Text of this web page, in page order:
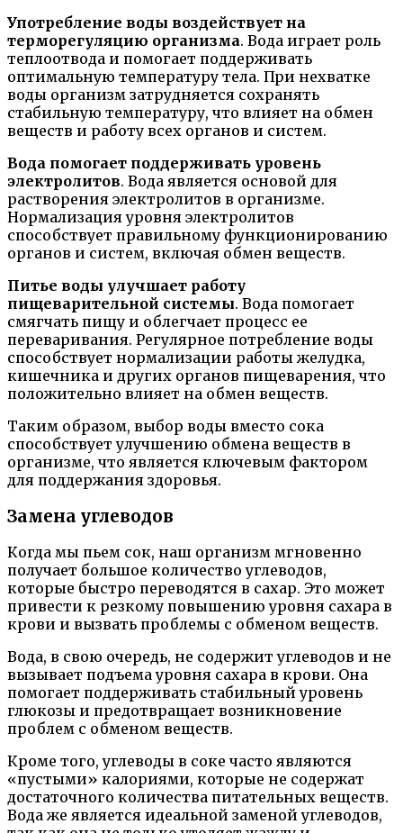
Употребление воды воздействует на
терморегуляцию организма. Вода играет роль
теплоотвода и помогает поддерживать
оптимальную температуру тела. При нехватке
воды организм затрудняется сохранять
стабильную температуру, что влияет на обмен
веществ и работу всех органов и систем.
Вода помогает поддерживать уровень
электролитов. Вода является основой для
растворения электролитов в организме.
Нормализация уровня электролитов
способствует правильному функционированию
органов и систем, включая обмен веществ.
Питье воды улучшает работу
пищеварительной системы. Вода помогает
смягчать пищу и облегчает процесс ее
переваривания. Регулярное потребление воды
способствует нормализации работы желудка,
кишечника и других органов пищеварения, что
положительно влияет на обмен веществ.
Таким образом, выбор воды вместо сока
способствует улучшению обмена веществ в
организме, что является ключевым фактором
для поддержания здоровья.
Замена углеводов
Когда мы пьем сок, наш организм мгновенно
получает большое количество углеводов,
которые быстро переводятся в сахар. Это может
привести к резкому повышению уровня сахара в
крови и вызвать проблемы с обменом веществ.
Вода, в свою очередь, не содержит углеводов и не
вызывает подъема уровня сахара в крови. Она
помогает поддерживать стабильный уровень
глюкозы и предотвращает возникновение
проблем с обменом веществ.
Кроме того, углеводы в соке часто являются
«пустыми» калориями, которые не содержат
достаточного количества питательных веществ.
Вода же является идеальной заменой углеводов,